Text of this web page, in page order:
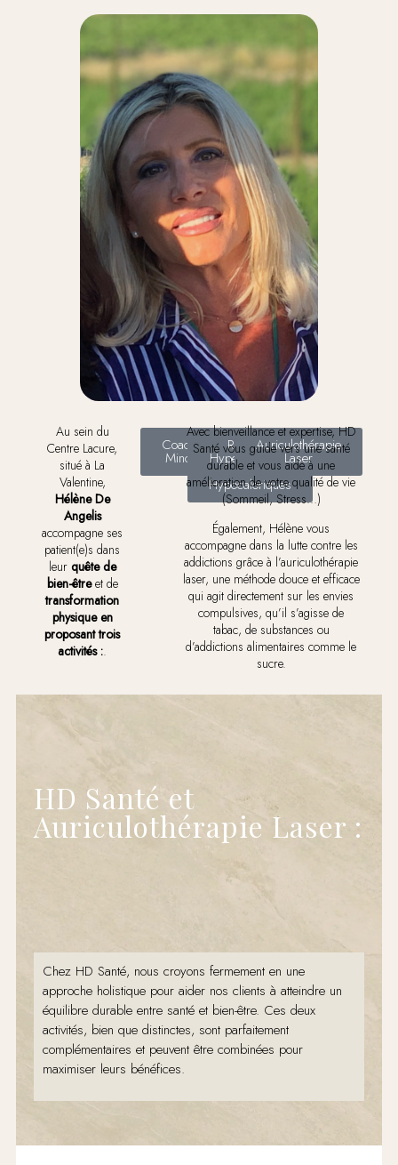
Au sein du
Centre Lacure,
situé à La
Valentine,
Hélène De
Angelis
accompagne ses
patient(e)s dans
leur quête de
bien-êtreet de
transformation
physique en
proposant trois
activités :.
Coaching
Minceur
Régimes
Hyperprotéinés
&
Hypocaloriques
Auriculothérapie
Laser
Avec bienveillance et expertise, HD
Santé vous guide vers une santé
durable et vous aide à une
amélioration de votre qualité de vie
(Sommeil, Stress…)
Également, Hélène vous
accompagne dans la lutte contre les
addictions grâce à l’auriculothérapie
laser, une méthode douce et efficace
qui agit directement sur les envies
compulsives, qu’il s’agisse de
tabac, de substances ou
d’addictions alimentaires comme le
sucre.
HD Santé et
Auriculothérapie Laser :
Chez HD Santé, nous croyons fermement en une
approche holistique pour aider nos clients à atteindre un
équilibre durable entre santé et bien-être. Ces deux
activités, bien que distinctes, sont parfaitement
complémentaires et peuvent être combinées pour
maximiser leurs bénéfices.